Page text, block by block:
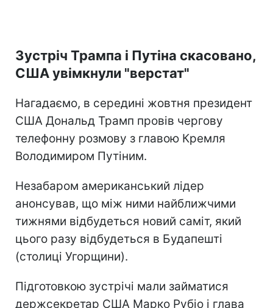
Зустріч Трампа і Путіна скасовано,
США увімкнули "верстат"
Нагадаємо, в середині жовтня президент
США Дональд Трамп провів чергову
телефонну розмову з главою Кремля
Володимиром Путіним.
Незабаром американський лідер
анонсував, що між ними найближчими
тижнями відбудеться новий саміт, який
цього разу відбудеться в Будапешті
(столиці Угорщини).
Підготовкою зустрічі мали займатися
держсекретар США Марко Рубіо і глава